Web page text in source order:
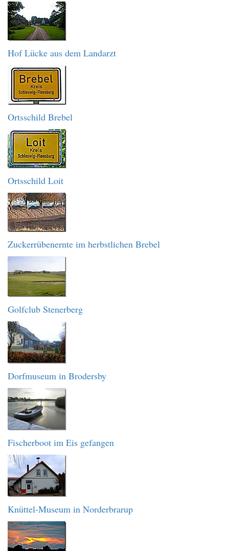
Hof Lücke aus dem Landarzt
Ortsschild Brebel
Ortsschild Loit
Zuckerrübenernte im herbstlichen Brebel
Golfclub Stenerberg
Dorfmuseum in Brodersby
Fischerboot im Eis gefangen
Knüttel-Museum in Norderbrarup